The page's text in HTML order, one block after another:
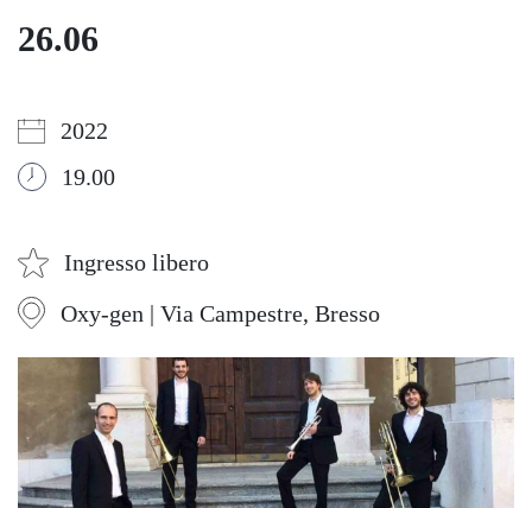
26.06
2022
19.00
Ingresso libero
Oxy-gen | Via Campestre, Bresso